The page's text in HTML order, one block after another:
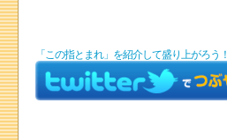
「この指とまれ」を紹介して盛り上がろう！